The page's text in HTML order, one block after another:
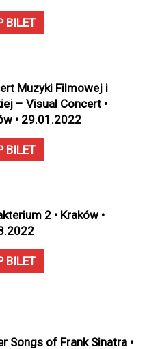
BILET
Muzyki Filmowej i
– Visual Concert •
• 29.01.2022
BILET
2 • Kraków •
BILET
Songs of Frank Sinatra •